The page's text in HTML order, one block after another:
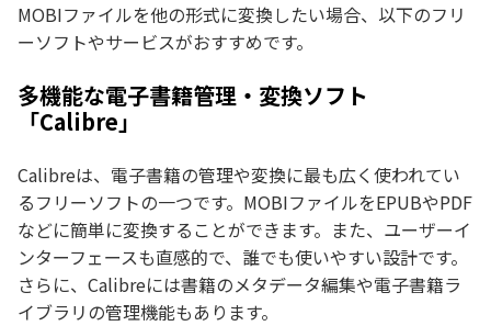
MOBIファイルを他の形式に変換したい場合、以下のフリ
ーソフトやサービスがおすすめです。
多機能な電子書籍管理・変換ソフト
「Calibre」
Calibreは、電子書籍の管理や変換に最も広く使われてい
るフリーソフトの一つです。MOBIファイルをEPUBやPDF
などに簡単に変換することができます。また、ユーザーイ
ンターフェースも直感的で、誰でも使いやすい設計です。
さらに、Calibreには書籍のメタデータ編集や電子書籍ラ
イブラリの管理機能もあります。